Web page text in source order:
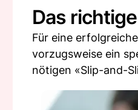
Das
Für eine
vorzugsweise ein
nötigen «Slip-and-